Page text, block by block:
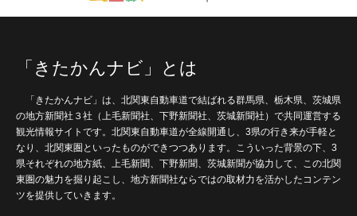
「きたかんナビ」とは
「きたかんナビ」は、北関東自動車道で結ばれる群馬県、栃木県、茨城県
の地方新聞社３社（上毛新聞社、下野新聞社、茨城新聞社）で共同運営する
観光情報サイトです。北関東自動車道が全線開通し、3県の行き来が手軽と
なり、北関東圏といったものができつつあります。こういった背景の下、3
県それぞれの地方紙、上毛新聞、下野新聞、茨城新聞が協力して、この北関
東圏の魅力を掘り起こし、地方新聞社ならではの取材力を活かしたコンテン
ツを提供していきます。